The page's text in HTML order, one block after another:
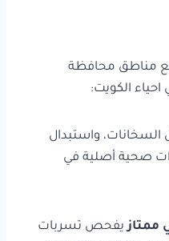
مناطق محافظة
الكويت:
واستبدال
صحية أصلية في
ممتازيفحص تسربات